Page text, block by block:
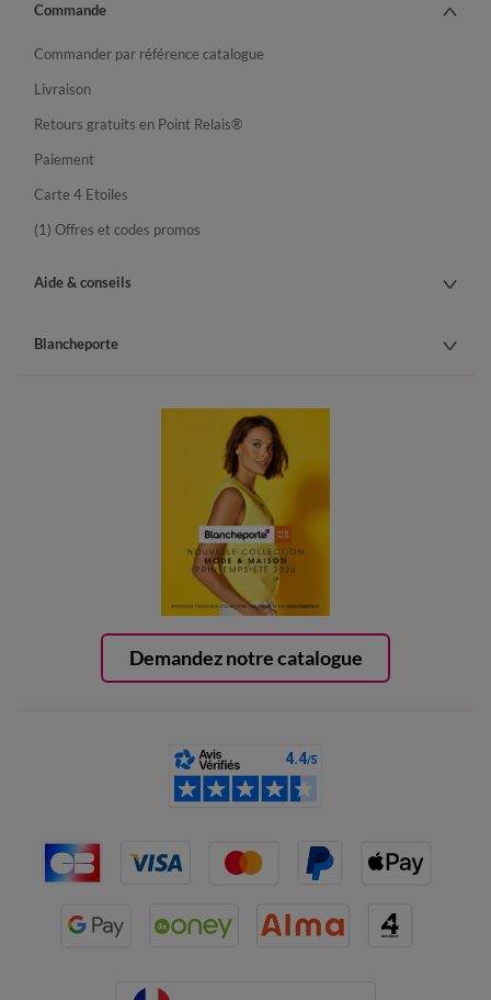
Demandez notre catalogue
Commande
Commander par référence catalogue
Livraison
Retours gratuits en Point Relais®
Paiement
Carte 4 Etoiles
(1) Offres et codes promos
Aide & conseils
Blancheporte